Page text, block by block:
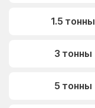
1.5 тонны
3 тонны
5 тонны